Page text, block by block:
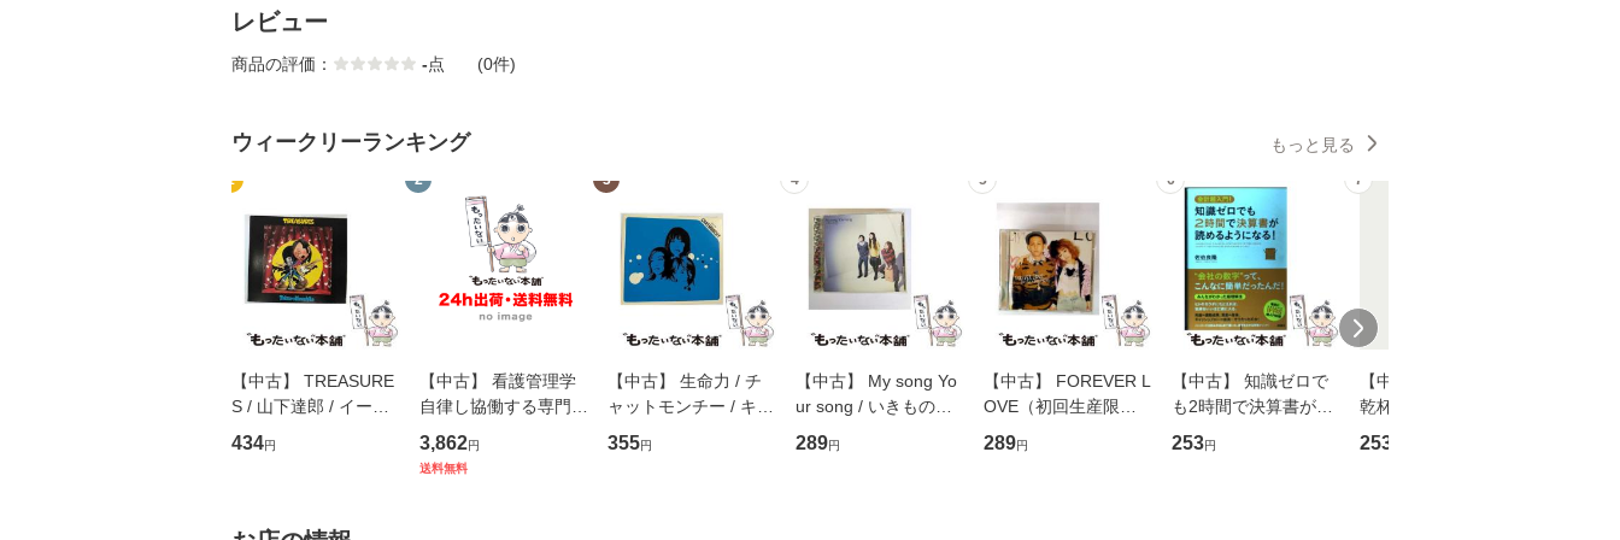
レビュー
商品の評価： -点 (0件)
ウィークリーランキング もっと見る
1
【中古】 TREASURE
S / 山下達郎 / イース
トウエスト・ジャパン
[CD]【メール便送料無
434円
2
【中古】 看護管理学
自律し協働する専門職
の看護マネジメントス
キル 改訂第3版 (看護
3,862円
送料無料
3
【中古】 生命力 / チ
ャットモンチー / キュ
ーンレコード [CD]
【メール便送料無料】
355円
4
【中古】 My song Yo
ur song / いきものが
かり / [CD]【メール便
送料無料】
289円
5
【中古】 FOREVER L
OVE（初回生産限定
盤） / 清水翔太×加藤
ミリヤ / [CD]【メール
289円
6
【中古】 知識ゼロで
も2時間で決算書が読
めるようになる！ 会
計超入門！ / 佐伯 良
253円
7
【中古】 ウインクで
乾杯 (ノン・ポシェッ
ト) / 東野圭吾 / 祥伝
253